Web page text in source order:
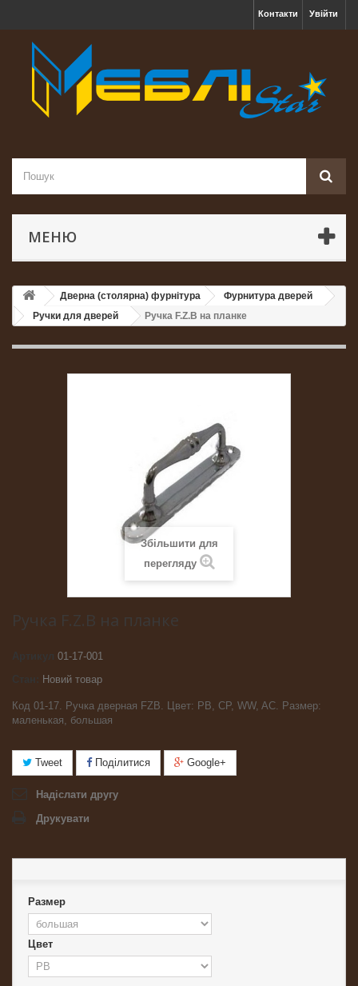
Увійти
Контакти
МЕНЮ
Дверна (столярна) фурнітура
Фурнитура дверей
Ручки для дверей
Ручка F.Z.B на планке
Збільшити для
перегляду
Ручка F.Z.B на планке
Артикул
01-17-001
Новий товар
Код 01-17. Ручка дверная FZB. Цвет: PB, CP, WW, AC. Размер:
маленькая, большая
Tweet Поділитися Google+
Надіслати другу
Друкувати
Размер
Цвет